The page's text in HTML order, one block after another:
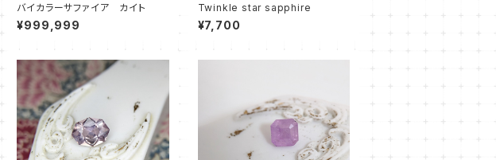
バイカラーサファイア カイト
¥999,999
Twinkle star sapphire
¥7,700